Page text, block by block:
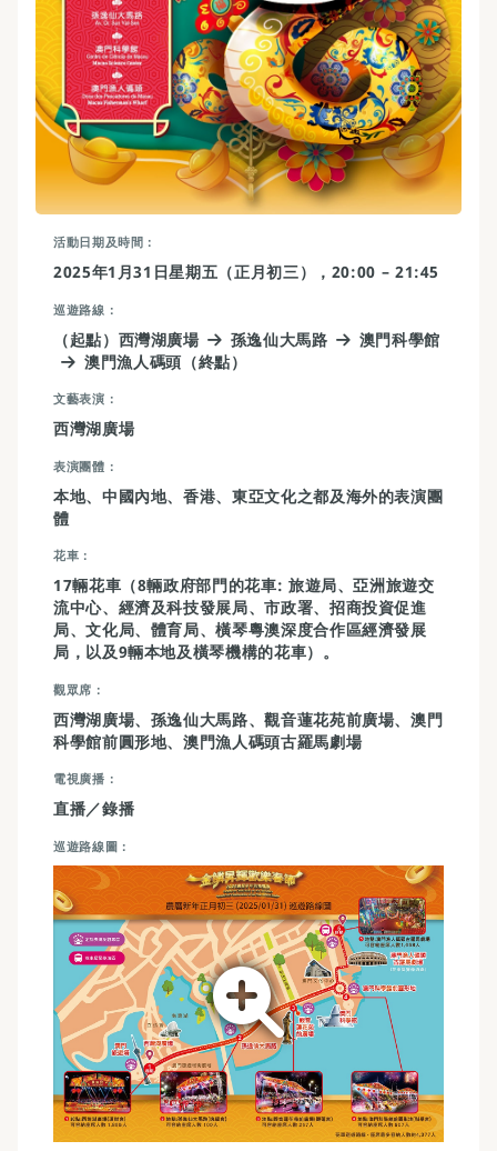
活動日期及時間
2025年1月31日星期五（正月初三），20:00 – 21:45
巡遊路線
（起點）西灣湖廣場 孫逸仙大馬路
澳門科學館
澳門漁人碼頭（終點）
文藝表演
西灣湖廣場
表演團體
本地、中國內地、香港、東亞文化之都及海外的表演團
體
花車
17輛花車（8輛政府部門的花車: 旅遊局、亞洲旅遊交
流中心、經濟及科技發展局、市政署、招商投資促進
局、文化局、體育局、橫琴粵澳深度合作區經濟發展
局，以及9輛本地及橫琴機構的花車）。
觀眾席
西灣湖廣場、孫逸仙大馬路、觀音蓮花苑前廣場、澳門
科學館前圓形地、澳門漁人碼頭古羅馬劇場
電視廣播
直播／錄播
巡遊路線圖